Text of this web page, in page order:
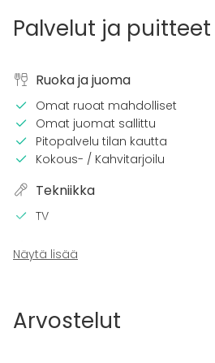
Palvelut ja puitteet
Ruoka ja juoma
Omat ruoat mahdolliset
Omat juomat sallittu
Pitopalvelu tilan kautta
Kokous- / Kahvitarjoilu
Tekniikka
TV
Tilaan kuuluu
Majoittumismahdollisuus
Piha
Näytä lisää
Arvostelut